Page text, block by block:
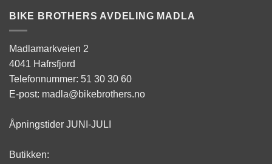
BIKE BROTHERS AVDELING MADLA
Madlamarkveien 2
4041 Hafrsfjord
Telefonnummer: 51 30 30 60
E-post: madla@bikebrothers.no
Åpningstider JUNI-JULI
Butikken: